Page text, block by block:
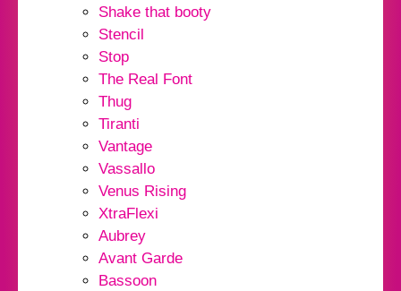
Shake that booty
Stencil
Stop
The Real Font
Thug
Tiranti
Vantage
Vassallo
Venus Rising
XtraFlexi
Aubrey
Avant Garde
Bassoon